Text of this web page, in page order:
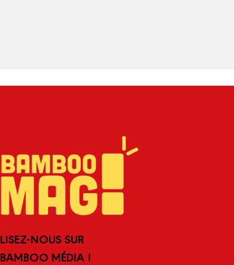
LISEZ-NOUS SUR
BAMBOO MÉDIA !